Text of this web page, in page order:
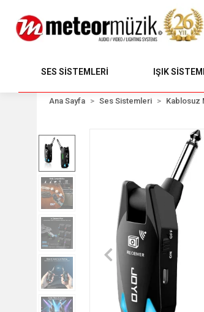
SES SİSTEMLERİ IŞIK
Ana Sayfa Ses Sistemleri Kablosuz